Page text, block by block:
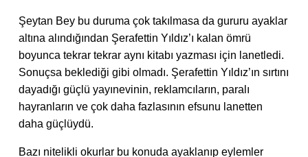
Şeytan Bey bu duruma çok takılmasa da gururu ayaklar
altına alındığından Şerafettin Yıldız’ı kalan ömrü
boyunca tekrar tekrar aynı kitabı yazması için lanetledi.
Sonuçsa beklediği gibi olmadı. Şerafettin Yıldız’ın sırtını
dayadığı güçlü yayınevinin, reklamcıların, paralı
hayranların ve çok daha fazlasının efsunu lanetten
daha güçlüydü.
Bazı nitelikli okurlar bu konuda ayaklanıp eylemler